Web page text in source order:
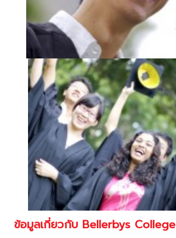
ข้อมูลเกี่ยวกับ Bellerbys College